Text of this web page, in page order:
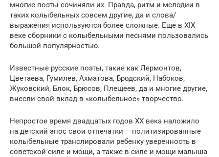
многие поэты сочиняли их. Правда, ритм и мелодии в
таких колыбельных совсем другие, да и слова/
выражения используются более сложные. Еще в XIX
веке сборники с колыбельными песнями пользовались
большой популярностью.
Известные русские поэты, такие как Лермонтов,
Цветаева, Гумилев, Ахматова, Бродский, Набоков,
Жуковский, Блок, Брюсов, Плещеев, да и многие другие,
внесли свой вклад в «колыбельное» творчество.
Непростое время двадцатых годов XX века наложило
на детский эпос свои отпечатки – политизированные
колыбельные транслировали ребенку уверенность в
советской силе и мощи, а также в силе и мощи малыша